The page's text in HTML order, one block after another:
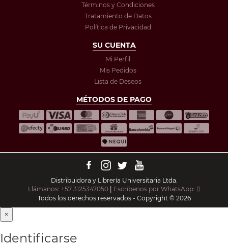
Términos y Condiciones
Tratamiento de Datos
Política de Privacidad
SU CUENTA
Mi Perfil
Mis Pedidos
Lista de Deseos
MÉTODOS DE PAGO
Distribuidora y Librería Universitaria Ltda.
Llámanos: +57 3125347050 | Escríbenos por WhatsApp:
Todos los derechos reservados - Copyright © 2026
×
Identificarse